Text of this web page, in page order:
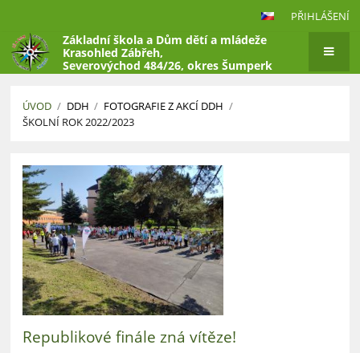
PŘIHLÁŠENÍ
Základní škola a Dům dětí a mládeže
Krasohled Zábřeh,
Severovýchod 484/26, okres Šumperk
ÚVOD / DDH / FOTOGRAFIE Z AKCÍ DDH /
ŠKOLNÍ ROK 2022/2023
Školní
rok
2022/2023
Republikové finále zná vítěze!